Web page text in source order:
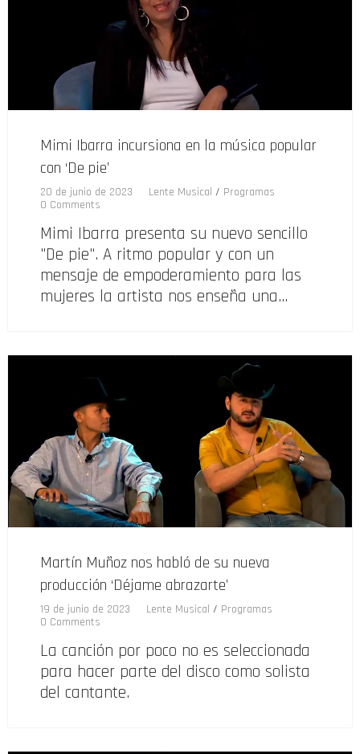
Mimi Ibarra incursiona en la música popular
con ‘De pie’
20 de junio de 2023 Lente Musical / Programas
0 Comments
Mimi Ibarra presenta su nuevo sencillo
"De pie". A ritmo popular y con un
mensaje de empoderamiento para las
mujeres la artista nos enseña una…
Martín Muñoz nos habló de su nueva
producción ‘Déjame abrazarte’
19 de junio de 2023 Lente Musical / Programas
0 Comments
La canción por poco no es seleccionada
para hacer parte del disco como solista
del cantante.